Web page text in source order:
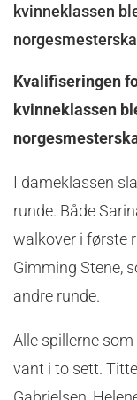
kvinneklassen
Kvalifiseringen
kvinneklassen
I dameklassen
runde. Både
walkover i første
Gimming Stene,
andre runde.
Alle spillerne
vant i to sett.